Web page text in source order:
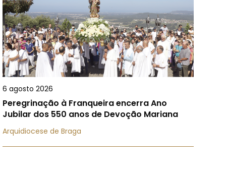
6 agosto 2026
Peregrinação à Franqueira encerra Ano
Jubilar dos 550 anos de Devoção Mariana
Arquidiocese de Braga